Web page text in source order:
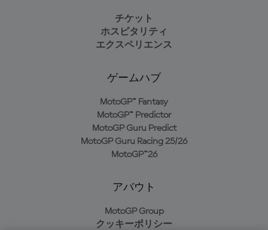
チケット
ホスピタリティ
エクスペリエンス
ゲームハブ
MotoGP™ Fantasy
MotoGP™ Predictor
MotoGP Guru Predict
MotoGP Guru Racing 25/26
MotoGP™26
アバウト
MotoGP Group
クッキーポリシー